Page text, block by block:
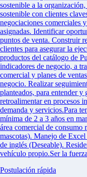
sostenible a la
sostenible con clientes
negociaciones comerciales
asignadas. Identificar
puntos de venta. Construir
clientes para asegurar la
productos del catálogo de
indicadores de negocio, a
comercial y planes de
negocio. Realizar
planteados, para entender
retroalimentar en procesos
demanda y servicios.Para
mínima de 2 a 3 años en
área comercial de consumo
mascotas). Manejo de
de inglés (Deseable).
vehículo propio.Ser la
Postulación rápida